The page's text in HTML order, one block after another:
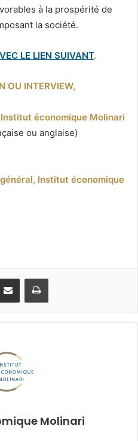
à la prospérité de
la société.
LE LIEN SUIVANT.
OU INTERVIEW,
économique Molinari
ou anglaise)
Institut économique
Partagez par mail Imprimez
Molinari